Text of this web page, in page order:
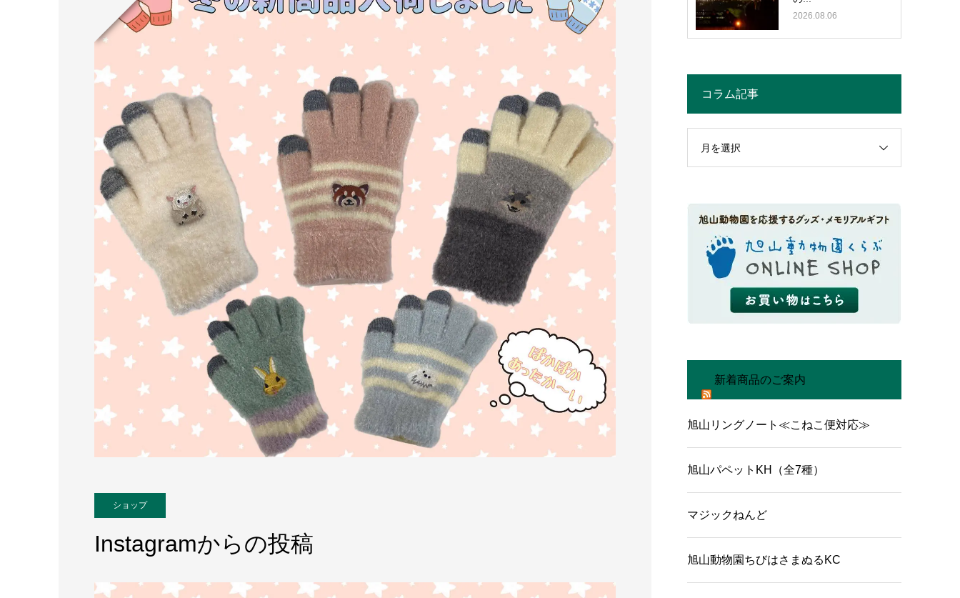
ショップ
Instagramからの投稿
2026.08.06
コラム記事
月を選択
新着商品のご案内
旭山リングノート≪こねこ便対応≫
旭山パペットKH（全7種）
マジックねんど
旭山動物園ちびはさまぬるKC